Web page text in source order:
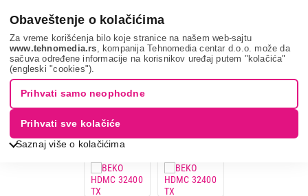
Obaveštenje o kolačićima
Za vreme korišćenja bilo koje stranice na našem web-sajtu
www.tehnomedia.rs , kompanija Tehnomedia centar d.o.o. može da
sačuva određene informacije na korisnikov uređaj putem "kolačića"
(engleski "cookies").
Saznaj više o kolačićima
Prihvati samo neophodne
Prihvati sve kolačiće
Bela tehnika Ugradne ploče
Ugradne staklokeramičke ploče
Beko hdmc 32400...